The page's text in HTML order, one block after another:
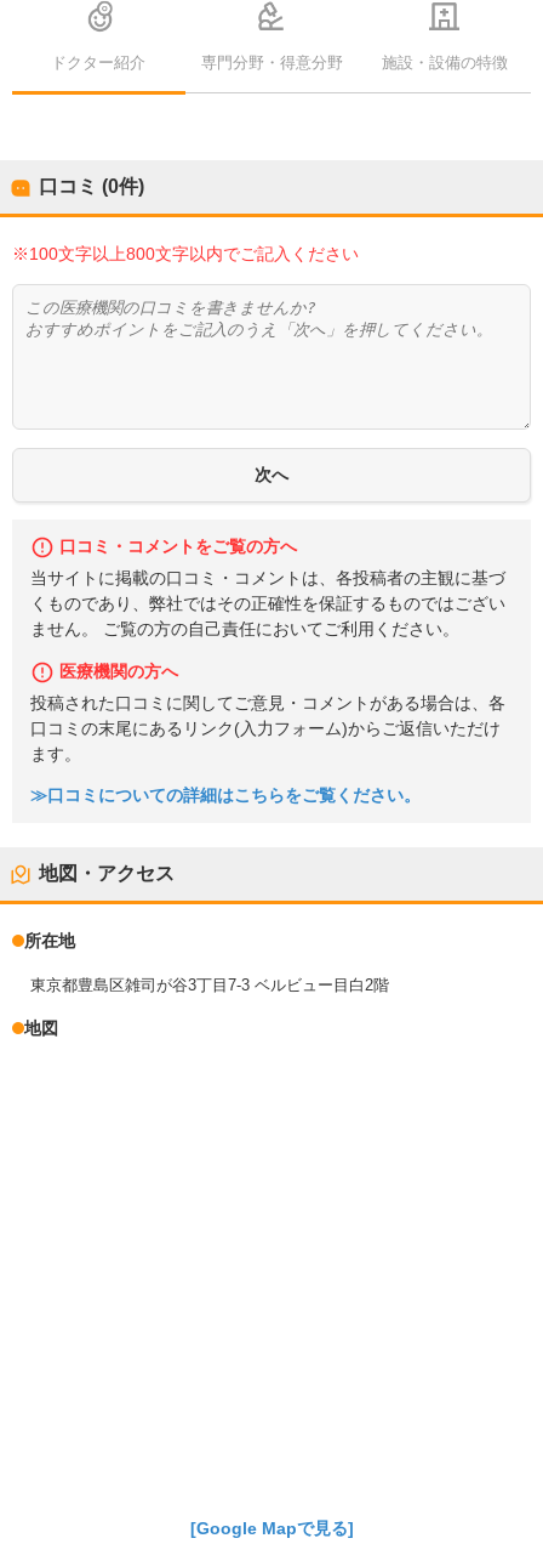
ドクター紹介 専門分野・得意分野 施設・設備の特徴
口コミ (0件)
※100文字以上800文字以内でご記入ください
口コミ・コメントをご覧の方へ
当サイトに掲載の口コミ・コメントは、各投稿者の主観に基づ
くものであり、弊社ではその正確性を保証するものではござい
ません。 ご覧の方の自己責任においてご利用ください。
医療機関の方へ
投稿された口コミに関してご意見・コメントがある場合は、各
口コミの末尾にあるリンク(入力フォーム)からご返信いただけ
ます。
≫口コミについての詳細はこちらをご覧ください。
地図・アクセス
所在地
東京都豊島区雑司が谷3丁目7-3 ベルビュー目白2階
地図
[Google Mapで見る]